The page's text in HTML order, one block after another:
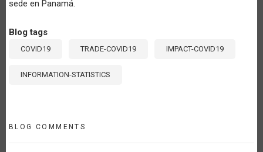
sede en Panamá.
Blog tags
COVID19 TRADE-COVID19 IMPACT-COVID19
INFORMATION-STATISTICS
BLOG COMMENTS